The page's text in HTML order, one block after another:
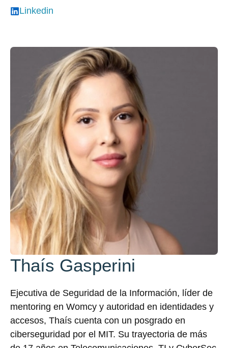
Linkedin
Thaís Gasperini
Ejecutiva de Seguridad de la Información, líder de
mentoring en Womcy y autoridad en identidades y
accesos, Thaís cuenta con un posgrado en
ciberseguridad por el MIT. Su trayectoria de más